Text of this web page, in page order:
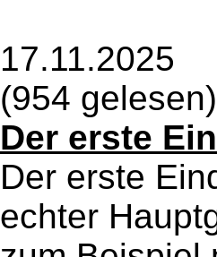
17.11.2025
(954 gelesen)
Der erste
Der erste
echter